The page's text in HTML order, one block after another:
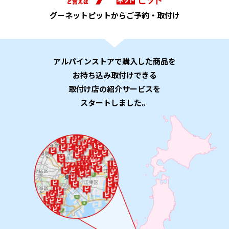
グーネットピットからご予約・取付け
アルパインストアで購入した商品を
お持ち込み取付けできる
取付け店の紹介サービスを
スタートしました。